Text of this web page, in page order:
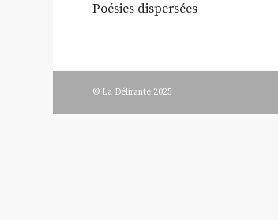
Poésies dispersées
© La Délirante 2025